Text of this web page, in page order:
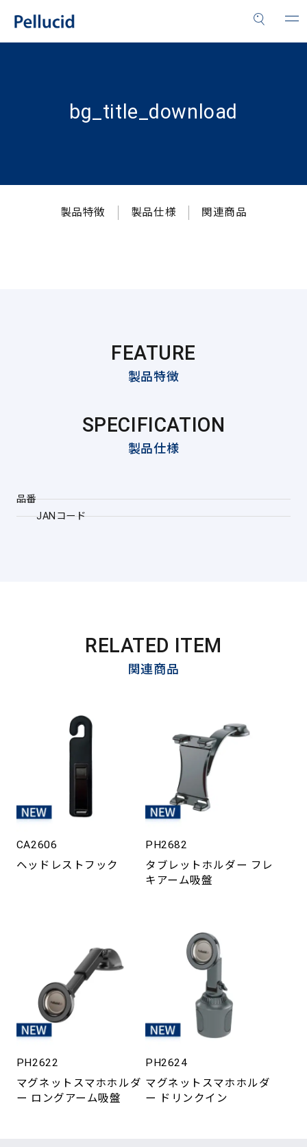
bg_title_download
製品特徴 製品仕様 関連商品
FEATURE
製品特徴
SPECIFICATION
製品仕様
品番
JANコード
RELATED ITEM
関連商品
CA2606
ヘッドレストフック
PH2682
タブレットホルダー フレ
キアーム吸盤
PH2622
マグネットスマホホルダ
ー ロングアーム吸盤
PH2624
マグネットスマホホルダ
ー ドリンクイン